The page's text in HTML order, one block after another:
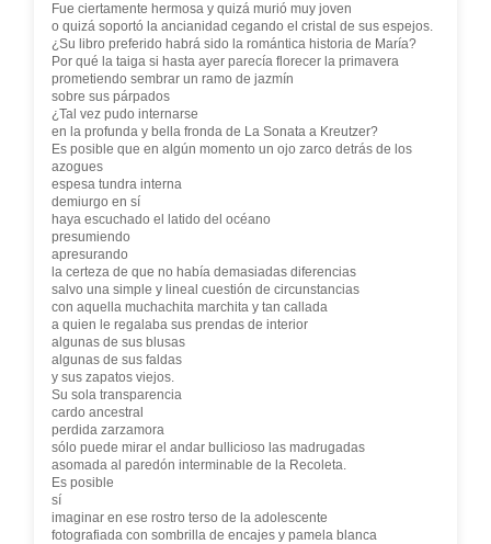
Fue ciertamente hermosa y quizá murió muy joven
o quizá soportó la ancianidad cegando el cristal de sus espejos.
¿Su libro preferido habrá sido la romántica historia de María?
Por qué la taiga si hasta ayer parecía florecer la primavera
prometiendo sembrar un ramo de jazmín
sobre sus párpados
¿Tal vez pudo internarse
en la profunda y bella fronda de La Sonata a Kreutzer?
Es posible que en algún momento un ojo zarco detrás de los
azogues
espesa tundra interna
demiurgo en sí
haya escuchado el latido del océano
presumiendo
apresurando
la certeza de que no había demasiadas diferencias
salvo una simple y lineal cuestión de circunstancias
con aquella muchachita marchita y tan callada
a quien le regalaba sus prendas de interior
algunas de sus blusas
algunas de sus faldas
y sus zapatos viejos.
Su sola transparencia
cardo ancestral
perdida zarzamora
sólo puede mirar el andar bullicioso las madrugadas
asomada al paredón interminable de la Recoleta.
Es posible
sí
imaginar en ese rostro terso de la adolescente
fotografiada con sombrilla de encajes y pamela blanca